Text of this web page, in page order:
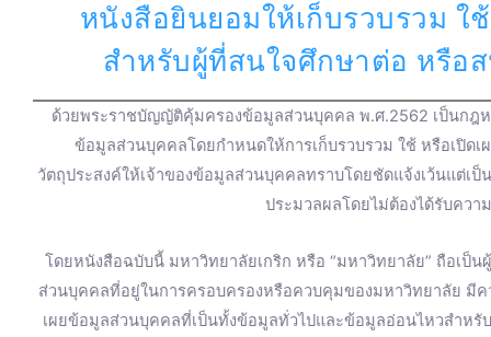
o
o
k
u
b
e
a
g
r
a
m
t
e
r
หนังสือยินยอมให้เก็บรวบรวม ใ
สำหรับผู้ที่สนใจศึกษาต่อ หรือ
ด้วยพระราชบัญญัติคุ้มครองข้อมูลส่วนบุคคล พ.ศ.2562 เป็นกฎ
ข้อมูลส่วนบุคคลโดยกำหนดให้การเก็บรวบรวม ใช้ หรือเปิ
วัตถุประสงค์ให้เจ้าของข้อมูลส่วนบุคคลทราบโดยชัดแจ้งเว้นแต่
ประมวลผลโดยไม่ต้องได้รับคว
โดยหนังสือฉบับนี้ มหาวิทยาลัยเกริก หรือ “มหาวิทยาลัย” ถือเ
ส่วนบุคคลที่อยู่ในการครอบครองหรือควบคุมของมหาวิทยาลัย มี
เผยข้อมูลส่วนบุคคลที่เป็นทั้งข้อมูลทั่วไปและข้อมูลอ่อนไหวสำห